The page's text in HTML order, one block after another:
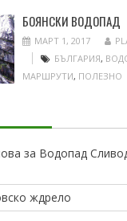
БОЯНСКИ ВОДОПАД
МАРТ 1, 2017
БЪЛГАРИЯ,
МАРШРУТИ, ПОЛЕЗНО
за Водопад
ждрело